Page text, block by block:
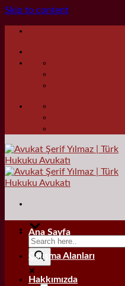
Skip to content
Ana Sayfa
Çalışma Alanları
Hakkımızda